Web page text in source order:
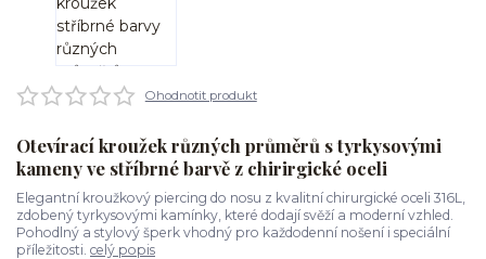
Ohodnotit produkt
Otevírací kroužek různých průměrů s tyrkysovými
kameny ve stříbrné barvě z chirirgické oceli
Elegantní kroužkový piercing do nosu z kvalitní chirurgické oceli 316L,
zdobený tyrkysovými kamínky, které dodají svěží a moderní vzhled.
Pohodlný a stylový šperk vhodný pro každodenní nošení i speciální
příležitosti. celý popis